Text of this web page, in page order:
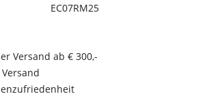
EC07RM25
Versand ab € 300,-